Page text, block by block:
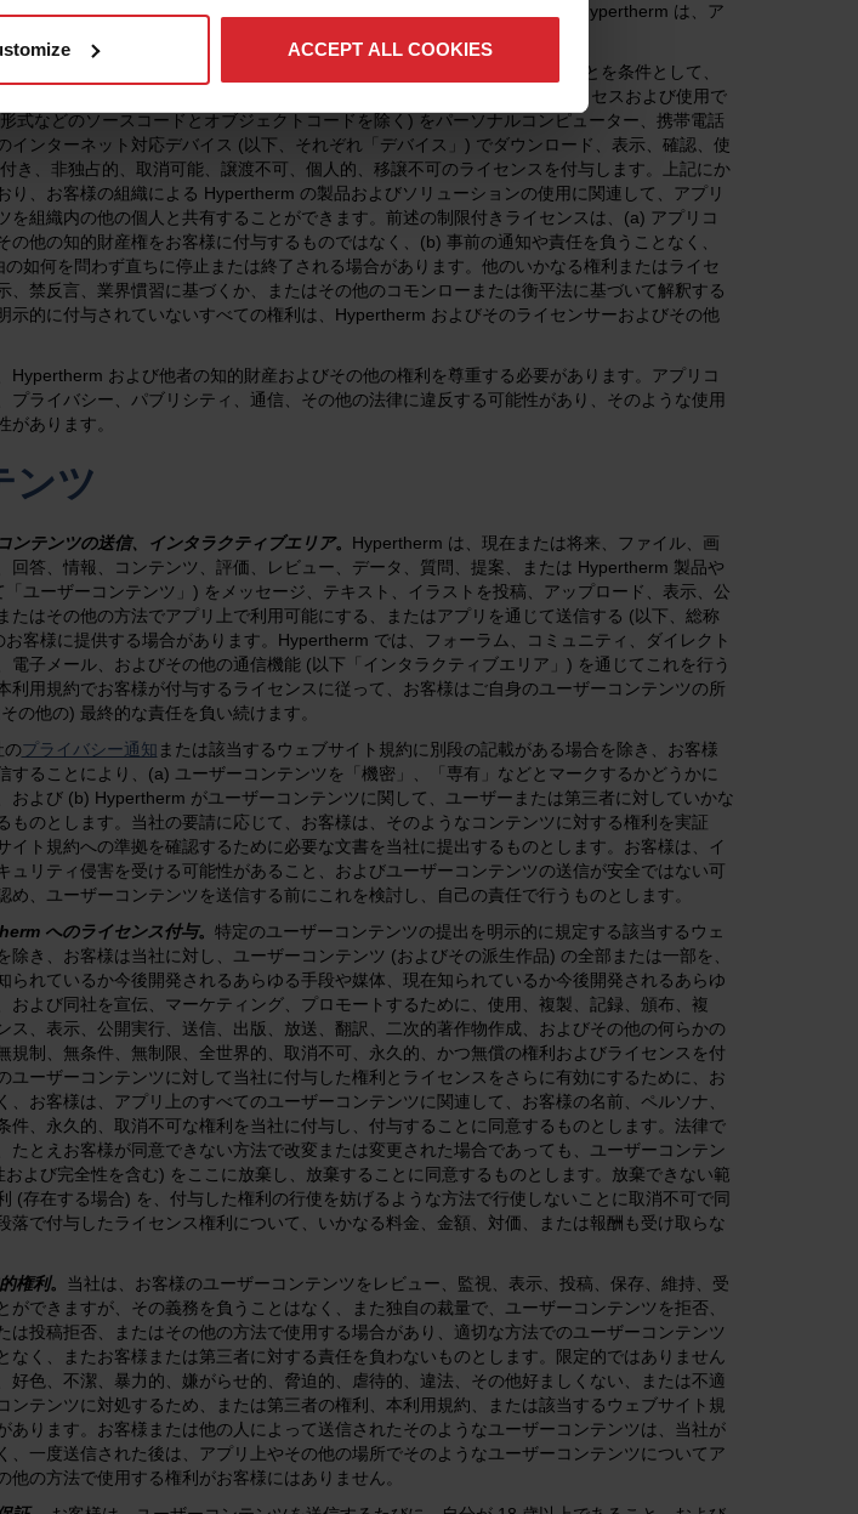
ACCEPT ALL COOKIES
正競争の権利および法律によって可能な限り最大限に保護されています。Hypertherm は、ア
お客様が本利用規約および適用されるウェブサイト規約を厳格に遵守することを条件として、
、および (b) アプリコンテンツ (ただし、表示や機能を有効にするためにアクセスおよび使用で
式などのソースコードとオブジェクトコードを除く) をパーソナルコンピューター、携帯電話
インターネット対応デバイス (以下、それぞれ「デバイス」) でダウンロード、表示、確認、使
き、非独占的、取消可能、譲渡不可、個人的、移譲不可のライセンスを付与します。上記にか
り、お客様の組織による Hypertherm の製品およびソリューションの使用に関連して、アプリ
を組織内の他の個人と共有することができます。前述の制限付きライセンスは、(a) アプリコ
の他の知的財産権をお客様に付与するものではなく、(b) 事前の通知や責任を負うことなく、
如何を問わず直ちに停止または終了される場合があります。他のいかなる権利またはライセ
、禁反言、業界慣習に基づくか、またはその他のコモンローまたは衡平法に基づいて解釈する
示的に付与されていないすべての権利は、Hypertherm およびそのライセンサーおよびその他
Hypertherm および他者の知的財産およびその他の権利を尊重する必要があります。アプリコ
プライバシー、パブリシティ、通信、その他の法律に違反する可能性があり、そのような使用
あります。
ンツ
ンテンツの送信、インタラクティブエリア。 Hypertherm は、現在または将来、ファイル、画
回答、情報、コンテンツ、評価、レビュー、データ、質問、提案、または Hypertherm 製品や
ユーザーコンテンツ」) をメッセージ、テキスト、イラストを投稿、アップロード、表示、公
たはその他の方法でアプリ上で利用可能にする、またはアプリを通じて送信する (以下、総称
客様に提供する場合があります。Hypertherm では、フォーラム、コミュニティ、ダイレクト
電子メール、およびその他の通信機能 (以下「インタラクティブエリア」) を通じてこれを行う
利用規約でお客様が付与するライセンスに従って、お客様はご自身のユーザーコンテンツの所
の他の) 最終的な責任を負い続けます。
のプライバシー通知 または該当するウェブサイト規約に別段の記載がある場合を除き、お客様
することにより、(a) ユーザーコンテンツを「機密」、「専有」などとマークするかどうかに
および (b) Hypertherm がユーザーコンテンツに関して、ユーザーまたは第三者に対していかな
ものとします。当社の要請に応じて、お客様は、そのようなコンテンツに対する権利を実証
イト規約への準拠を確認するために必要な文書を当社に提出するものとします。お客様は、イ
ュリティ侵害を受ける可能性があること、およびユーザーコンテンツの送信が安全ではない可
め、ユーザーコンテンツを送信する前にこれを検討し、自己の責任で行うものとします。
へのライセンス付与。 特定のユーザーコンテンツの提出を明示的に規定する該当するウェ
き、お客様は当社に対し、ユーザーコンテンツ (およびその派生作品) の全部または一部を、
られているか今後開発されるあらゆる手段や媒体、現在知られているか今後開発されるあらゆ
および同社を宣伝、マーケティング、プロモートするために、使用、複製、記録、頒布、複
ス、表示、公開実行、送信、出版、放送、翻訳、二次的著作物作成、およびその他の何らかの
規制、無条件、無制限、全世界的、取消不可、永久的、かつ無償の権利およびライセンスを付
ユーザーコンテンツに対して当社に付与した権利とライセンスをさらに有効にするために、お
お客様は、アプリ上のすべてのユーザーコンテンツに関連して、お客様の名前、ペルソナ、
件、永久的、取消不可な権利を当社に付与し、付与することに同意するものとします。法律で
たとえお客様が同意できない方法で改変または変更された場合であっても、ユーザーコンテン
よび完全性を含む) をここに放棄し、放棄することに同意するものとします。放棄できない範
(存在する場合) を、付与した権利の行使を妨げるような方法で行使しないことに取消不可で同
落で付与したライセンス権利について、いかなる料金、金額、対価、または報酬も受け取らな
権利。 当社は、お客様のユーザーコンテンツをレビュー、監視、表示、投稿、保存、維持、受
できますが、その義務を負うことはなく、また独自の裁量で、ユーザーコンテンツを拒否、
は投稿拒否、またはその他の方法で使用する場合があり、適切な方法でのユーザーコンテンツ
なく、またお客様または第三者に対する責任を負わないものとします。限定的ではありません
好色、不潔、暴力的、嫌がらせ的、脅迫的、虐待的、違法、その他好ましくない、または不適
ンテンツに対処するため、または第三者の権利、本利用規約、または該当するウェブサイト規
あります。お客様または他の人によって送信されたそのようなユーザーコンテンツは、当社が
、一度送信された後は、アプリ上やその他の場所でそのようなユーザーコンテンツについてア
他の方法で使用する権利がお客様にはありません。